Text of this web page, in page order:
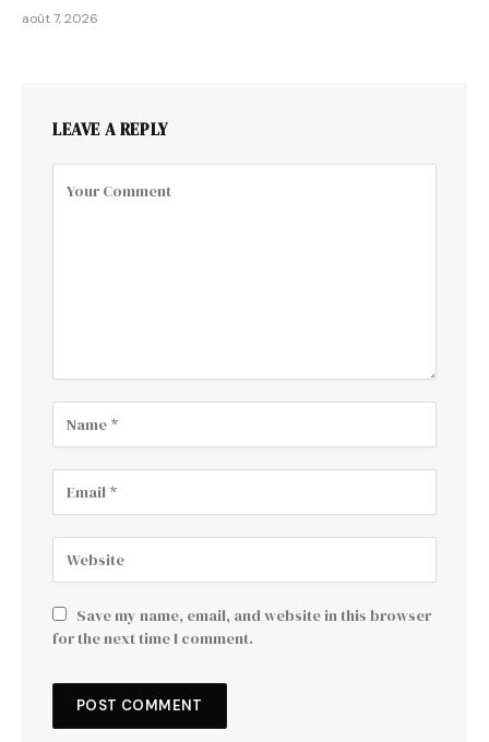
août 7, 2026
LEAVE A REPLY
Save my name, email, and website in this browser
for the next time I comment.